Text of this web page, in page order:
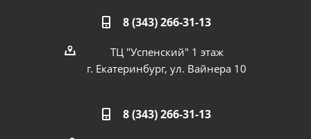
8 (343) 266-31-13
ТЦ "Успенский" 1 этаж
г. Екатеринбург, ул. Вайнера 10
8 (343) 266-31-13